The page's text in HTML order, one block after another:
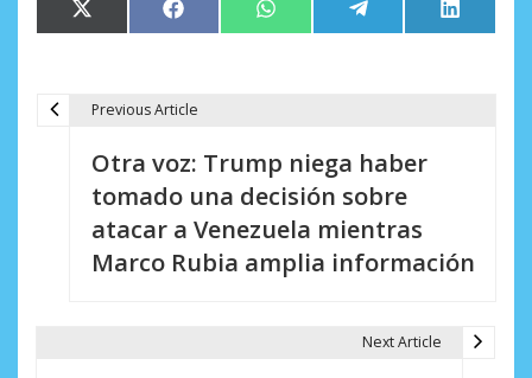
Compartir
en
X
(Twitter)
Compartir
en
Facebook Compartir
en
WhatsApp Compartir
en
Telegram
en
LinkedIn
Previous Article
Otra voz: Trump niega haber
tomado una decisión sobre
atacar a Venezuela mientras
Marco Rubia amplia información
Next Article